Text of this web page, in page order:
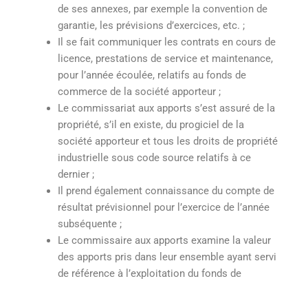
de ses annexes, par exemple la convention de
garantie, les prévisions d’exercices, etc. ;
Il se fait communiquer les contrats en cours de
licence, prestations de service et maintenance,
pour l’année écoulée, relatifs au fonds de
commerce de la société apporteur ;
Le commissariat aux apports s’est assuré de la
propriété, s’il en existe, du progiciel de la
société apporteur et tous les droits de propriété
industrielle sous code source relatifs à ce
dernier ;
Il prend également connaissance du compte de
résultat prévisionnel pour l’exercice de l’année
subséquente ;
Le commissaire aux apports examine la valeur
des apports pris dans leur ensemble ayant servi
de référence à l’exploitation du fonds de